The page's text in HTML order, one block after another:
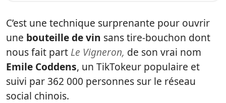
C’est une technique surprenante pour ouvrir
une bouteille de vin sans tire-bouchon dont
nous fait part Le Vigneron, de son vrai nom
Emile Coddens, un TikTokeur populaire et
suivi par 362 000 personnes sur le réseau
social chinois.